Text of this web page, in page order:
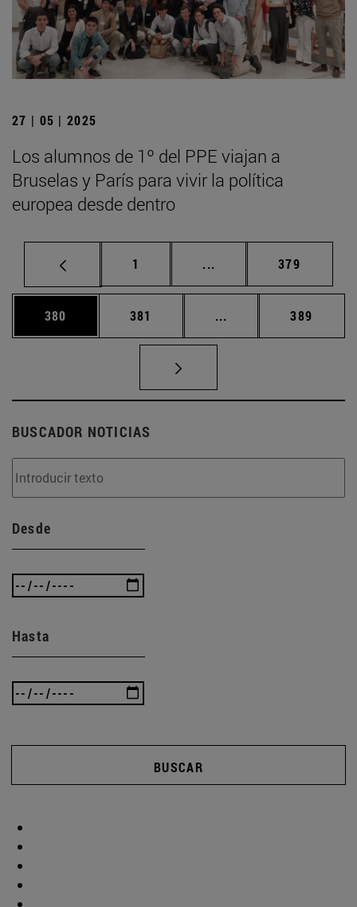
27 | 05 | 2025
Los alumnos de 1º del PPE viajan a
Bruselas y París para vivir la política
europea desde dentro
Página
1 ... Páginas intermedias
Página
379
Página
380 Página
381 ... Páginas intermedias
Página
389
BUSCADOR NOTICIAS
Desde
Hasta
BUSCAR